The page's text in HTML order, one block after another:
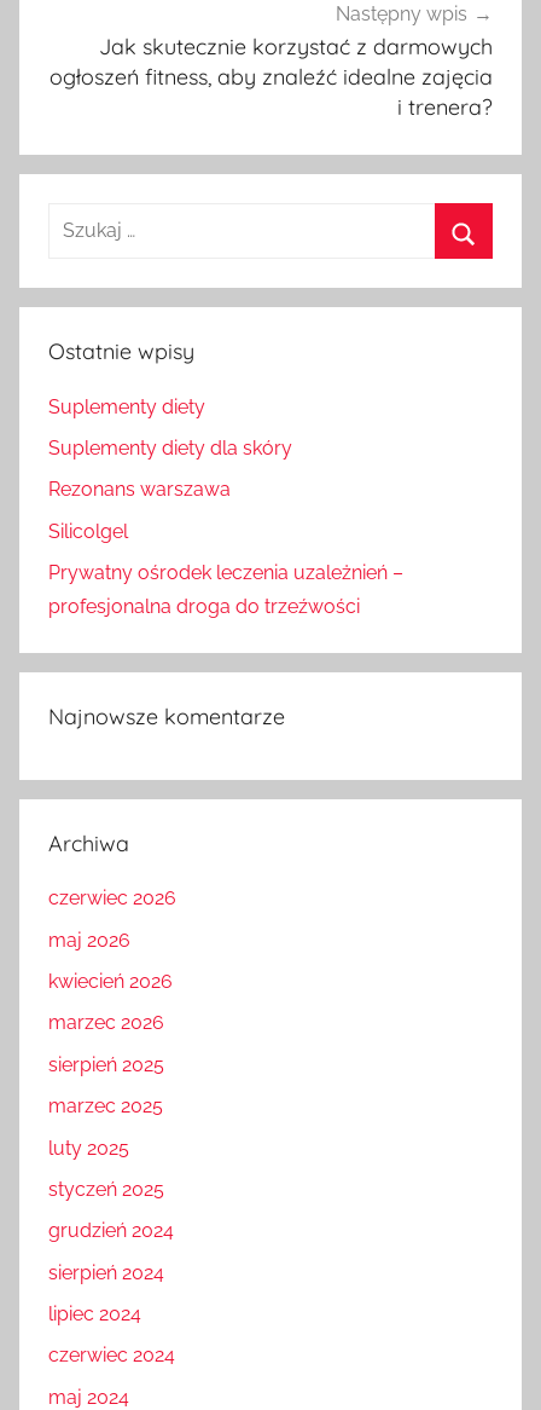
Następny wpis
Jak skutecznie korzystać z darmowych
ogłoszeń fitness, aby znaleźć idealne zajęcia
i trenera?
Szukaj
Ostatnie wpisy
Suplementy diety
Suplementy diety dla skóry
Rezonans warszawa
Silicolgel
Prywatny ośrodek leczenia uzależnień –
profesjonalna droga do trzeźwości
Najnowsze komentarze
Archiwa
czerwiec 2026
maj 2026
kwiecień 2026
marzec 2026
sierpień 2025
marzec 2025
luty 2025
styczeń 2025
grudzień 2024
sierpień 2024
lipiec 2024
czerwiec 2024
maj 2024